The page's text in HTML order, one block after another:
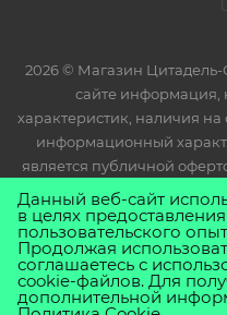
2026 © Магазин
сайте информация,
характеристик, наличия на
информационный
является публичной
Статьи 437(2)
Данный веб-сайт
в целях
пользовательского
Продолжая
соглашаетесь с
cookie-файлов. Для
дополнительной